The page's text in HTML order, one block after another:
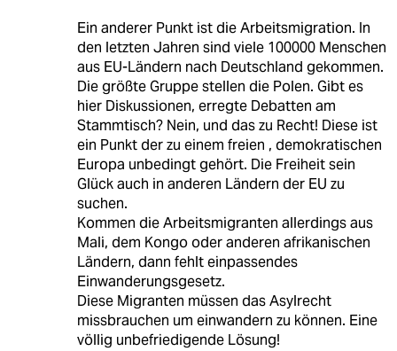
Ein anderer Punkt ist die Arbeitsmigration. In
den letzten Jahren sind viele 100000 Menschen
aus EU-Ländern nach Deutschland gekommen.
Die größte Gruppe stellen die Polen. Gibt es
hier Diskussionen, erregte Debatten am
Stammtisch? Nein, und das zu Recht! Diese ist
ein Punkt der zu einem freien , demokratischen
Europa unbedingt gehört. Die Freiheit sein
Glück auch in anderen Ländern der EU zu
suchen.
Kommen die Arbeitsmigranten allerdings aus
Mali, dem Kongo oder anderen afrikanischen
Ländern, dann fehlt einpassendes
Einwanderungsgesetz.
Diese Migranten müssen das Asylrecht
missbrauchen um einwandern zu können. Eine
völlig unbefriedigende Lösung!